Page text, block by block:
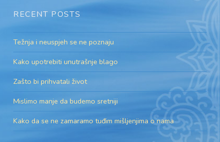
RECENT POSTS
Težnja i neuspjeh se ne poznaju
Kako upotrebiti unutrašnje blago
Zašto bi prihvatali život
Mislimo manje da budemo sretniji
Kako da se ne zamaramo tuđim mišljenjima o nama